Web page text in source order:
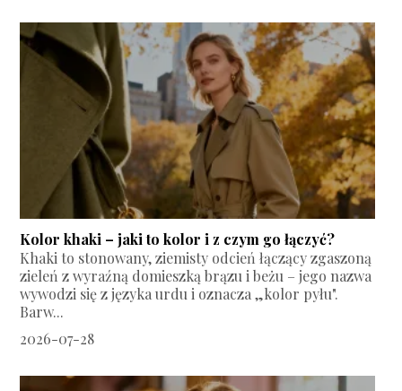
Kolor khaki – jaki to kolor i z czym go łączyć?
Khaki to stonowany, ziemisty odcień łączący zgaszoną
zieleń z wyraźną domieszką brązu i beżu – jego nazwa
wywodzi się z języka urdu i oznacza „kolor pyłu".
Barw...
2026-07-28